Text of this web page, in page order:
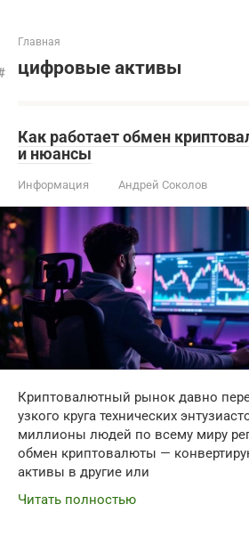
Главная
цифровые активы
Как работает обмен
и нюансы
Информация Андрей Соколов
Криптовалютный рынок давно
узкого круга технических
миллионы людей по всему миру
обмен криптовалюты —
активы в другие или
Читать полностью